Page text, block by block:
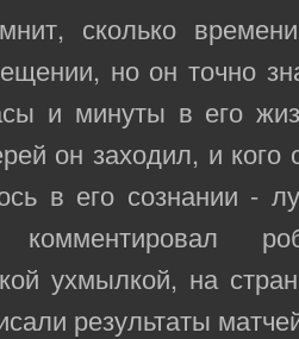
сколько
но он точно
и минуты в его
он заходил, и
в его сознании -
комментировал
ухмылкой, на
результаты